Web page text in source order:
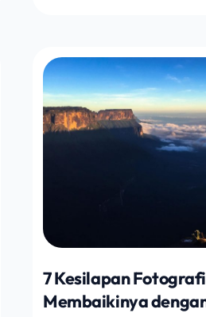
7 Kesilapan
Membaikinya